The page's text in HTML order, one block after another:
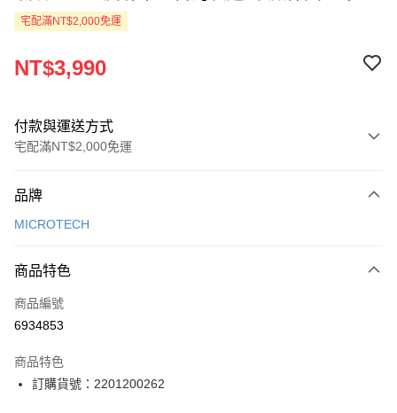
宅配滿NT$2,000免運
NT$3,990
付款與運送方式
宅配滿NT$2,000免運
信用卡一次付款
Apple Pay
ATM付款
郵寄到府(台灣本島適用)
品牌
MICROTECH
商品特色
商品編號
6934853
商品特色
訂購貨號：2201200262